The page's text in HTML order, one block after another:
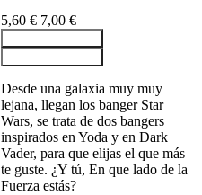
5,60 € 7,00 €
Desde una galaxia muy muy
lejana, llegan los banger Star
Wars, se trata de dos bangers
inspirados en Yoda y en Dark
Vader, para que elijas el que más
te guste. ¿Y tú, En que lado de la
Fuerza estás?